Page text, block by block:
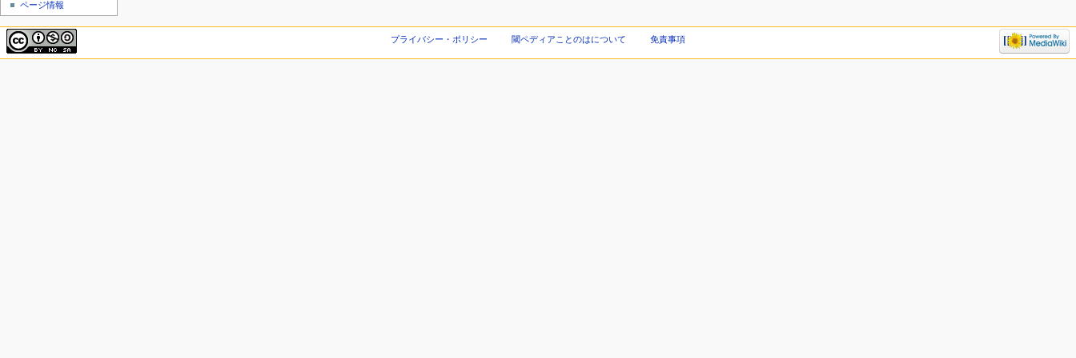
ページ情報
プライバシー・ポリシー 閾ペディアことのはについて 免責事項